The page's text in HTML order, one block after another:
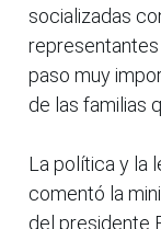
socializadas
representantes
paso muy
de las familias
La política y la
comentó la
del presidente